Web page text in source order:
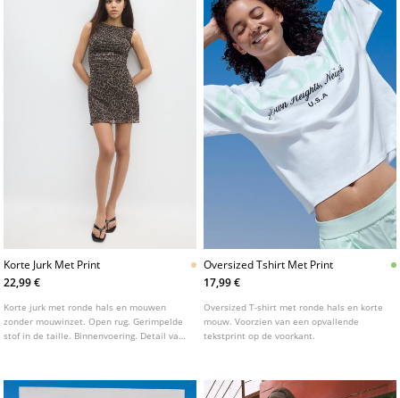
Korte Jurk Met Print
22,99 €
Korte jurk met ronde hals en mouwen
zonder mouwinzet. Open rug. Gerimpelde
stof in de taille. Binnenvoering. Detail van
Oversized Tshirt Met Print
17,99 €
Oversized T-shirt met ronde hals en korte
mouw. Voorzien van een opvallende
tekstprint op de voorkant.